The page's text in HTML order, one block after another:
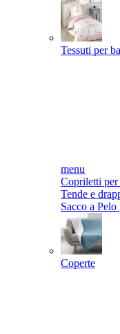
Tessuti per
menu
Copriletti per
Tende e
Sacco a
Coperte